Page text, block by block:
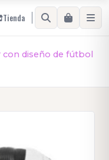
Tienda
con diseño de fútbol